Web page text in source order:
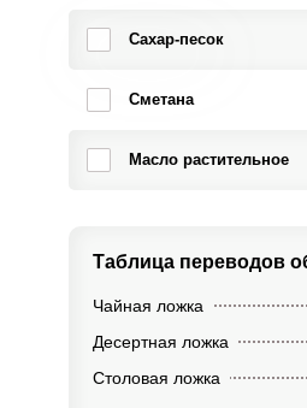
Сахар-песок
Сметана
Масло растительное
Таблица переводов
Чайная ложка
Десертная ложка
Столовая ложка